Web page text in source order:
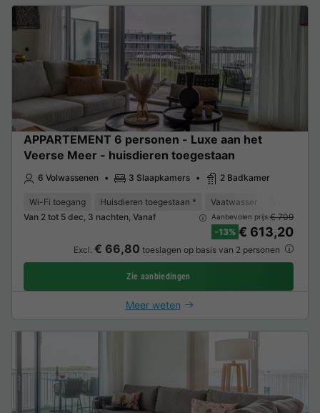
APPARTEMENT 6 personen - Luxe aan het
Veerse Meer - huisdieren toegestaan
6 Volwassenen 3 Slaapkamers 2 Badkamer
Wi-Fi toegang Huisdieren toegestaan * Vaatwasser
Van 2 tot 5 dec, 3 nachten, Vanaf
Aanbevolen prijs:€ 709
-13% € 613,20
Excl. € 66,80 toeslagen op basis van 2 personen
Zie aanbiedingen
Meer weten